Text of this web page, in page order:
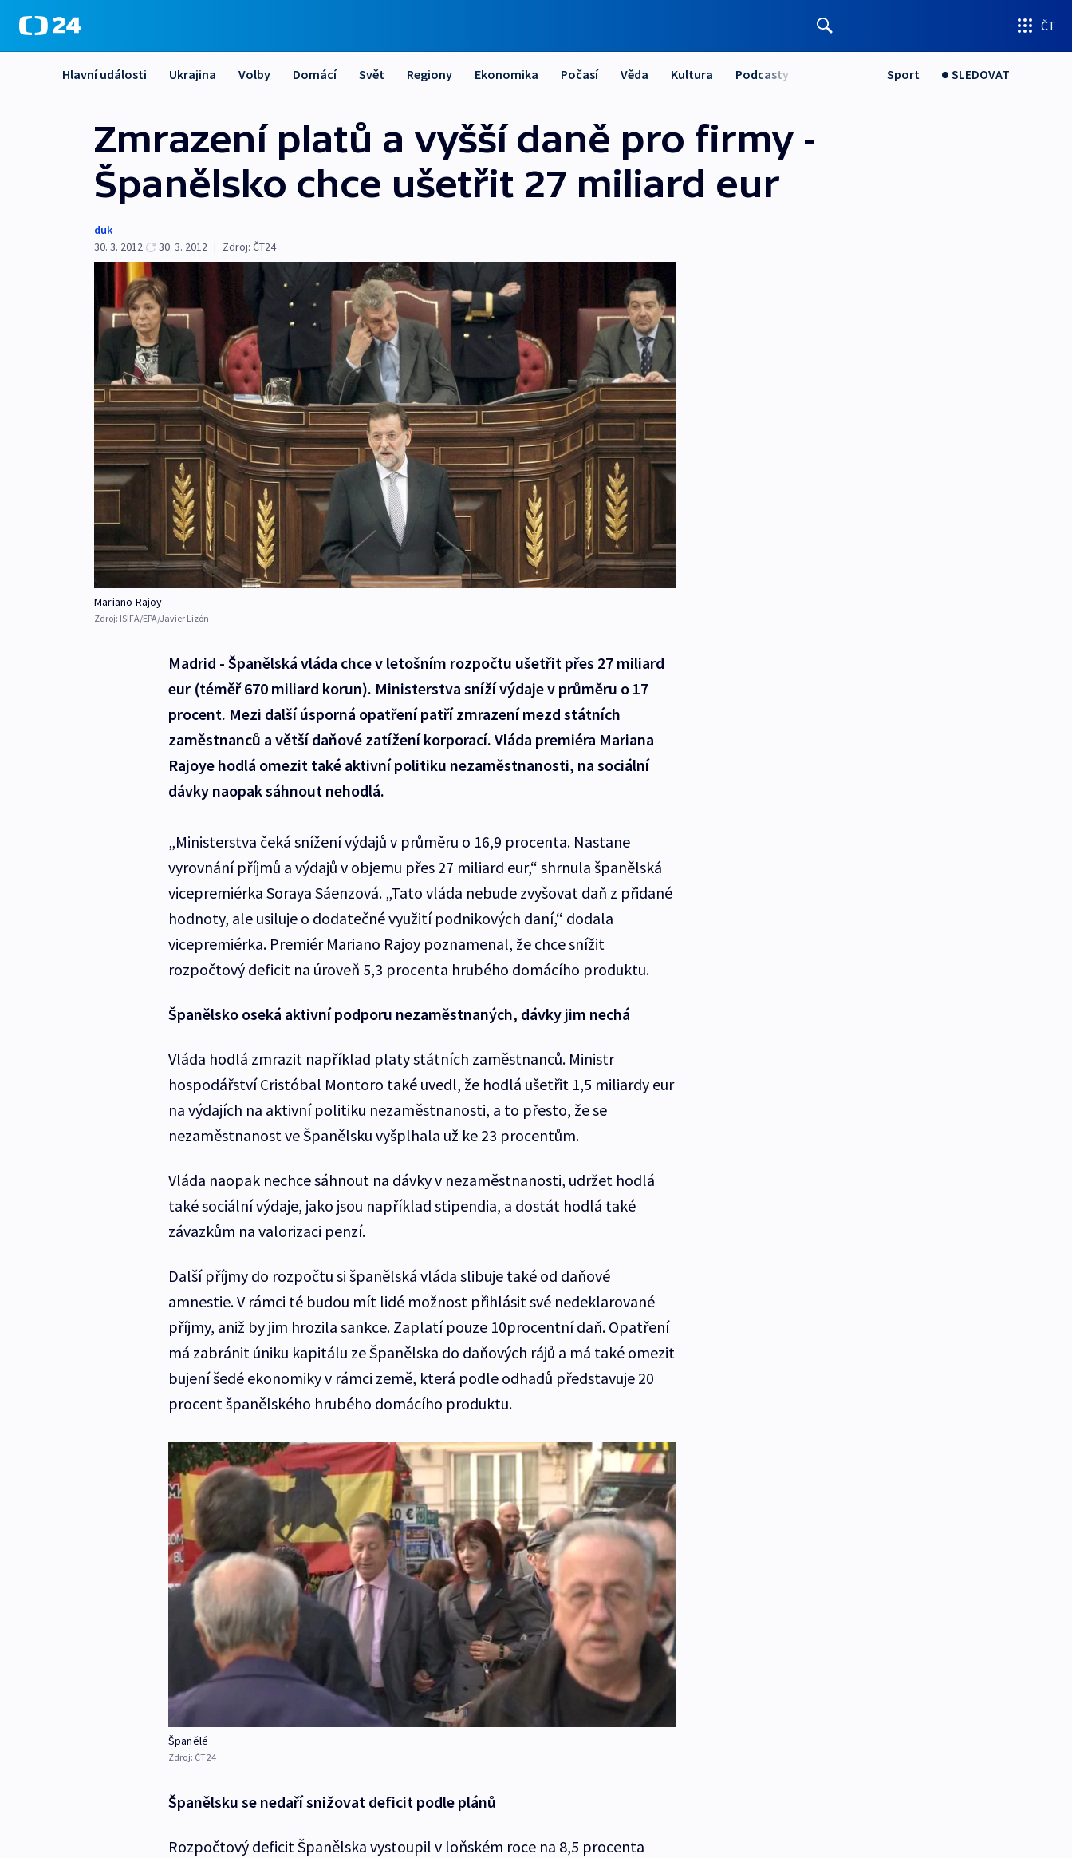
ČT
Hlavní události Ukrajina Volby Domácí Svět Regiony Ekonomika Počasí Věda Kultura Podcasty Sport SLEDOVAT
Zmrazení platů a vyšší daně pro firmy -
Španělsko chce ušetřit 27 miliard eur
duk
30. 3. 2012
30. 3. 2012 | Zdroj: ČT24
Mariano Rajoy
Zdroj: ISIFA/EPA/Javier Lizón
Madrid - Španělská vláda chce v letošním rozpočtu ušetřit přes 27 miliard
eur (téměř 670 miliard korun). Ministerstva sníží výdaje v průměru o 17
procent. Mezi další úsporná opatření patří zmrazení mezd státních
zaměstnanců a větší daňové zatížení korporací. Vláda premiéra Mariana
Rajoye hodlá omezit také aktivní politiku nezaměstnanosti, na sociální
dávky naopak sáhnout nehodlá.
„Ministerstva čeká snížení výdajů v průměru o 16,9 procenta. Nastane
vyrovnání příjmů a výdajů v objemu přes 27 miliard eur,“ shrnula španělská
vicepremiérka Soraya Sáenzová. „Tato vláda nebude zvyšovat daň z přidané
hodnoty, ale usiluje o dodatečné využití podnikových daní,“ dodala
vicepremiérka. Premiér Mariano Rajoy poznamenal, že chce snížit
rozpočtový deficit na úroveň 5,3 procenta hrubého domácího produktu.
Španělsko oseká aktivní podporu nezaměstnaných, dávky jim nechá
Vláda hodlá zmrazit například platy státních zaměstnanců. Ministr
hospodářství Cristóbal Montoro také uvedl, že hodlá ušetřit 1,5 miliardy eur
na výdajích na aktivní politiku nezaměstnanosti, a to přesto, že se
nezaměstnanost ve Španělsku vyšplhala už ke 23 procentům.
Vláda naopak nechce sáhnout na dávky v nezaměstnanosti, udržet hodlá
také sociální výdaje, jako jsou například stipendia, a dostát hodlá také
závazkům na valorizaci penzí.
Další příjmy do rozpočtu si španělská vláda slibuje také od daňové
amnestie. V rámci té budou mít lidé možnost přihlásit své nedeklarované
příjmy, aniž by jim hrozila sankce. Zaplatí pouze 10procentní daň. Opatření
má zabránit úniku kapitálu ze Španělska do daňových rájů a má také omezit
bujení šedé ekonomiky v rámci země, která podle odhadů představuje 20
procent španělského hrubého domácího produktu.
Španělé
Zdroj: ČT24
Španělsku se nedaří snižovat deficit podle plánů
Rozpočtový deficit Španělska vystoupil v loňském roce na 8,5 procenta